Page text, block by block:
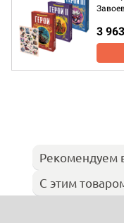
3
Рекомендуем
С этим